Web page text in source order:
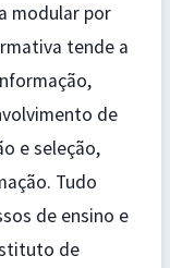
modular por
tende a
de
e seleção,
Tudo
de ensino e
de